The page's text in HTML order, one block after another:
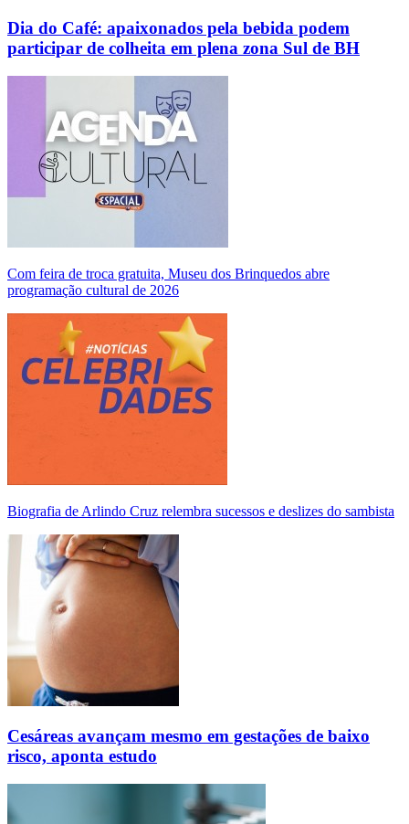
Dia do Café: apaixonados pela bebida podem
participar de colheita em plena zona Sul de BH
Com feira de troca gratuita, Museu dos Brinquedos abre
programação cultural de 2026
Biografia de Arlindo Cruz relembra sucessos e deslizes do sambista
Cesáreas avançam mesmo em gestações de baixo
risco, aponta estudo